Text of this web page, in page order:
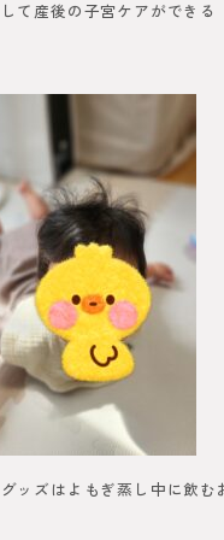
て産後の子宮ケアができる
ッズはよもぎ蒸し中に飲む